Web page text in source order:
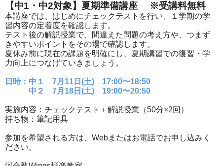
【中1・中2対象】夏期準備講座 ※受講料無料
本講座では、はじめにチェックテストを行い、１学期の学
習内容の定着度を確認します。
テスト後の解説授業で、間違えた問題の考え方や、つまず
きやすいポイントをその場で確認します。
夏休み前に現在の課題を明確にし、夏期講習での復習・学
力向上につなげていきましょう。
日時：中１ 7月11日(土) 17:00〜18:50
中２ 7月18日(土) 19:00〜20:50
実施内容：チェックテスト＋解説授業（50分×2回）
持ち物：筆記用具
参加を希望される方は、Webまたはお電話でお申し込みく
ださい。